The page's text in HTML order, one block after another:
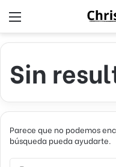
Sin
Parece que no podemos
búsqueda pueda ayudarte.